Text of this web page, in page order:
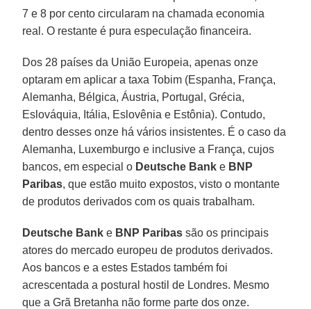
7 e 8 por cento circularam na chamada economia
real. O restante é pura especulação financeira.
Dos 28 países da União Europeia, apenas onze
optaram em aplicar a taxa Tobim (Espanha, França,
Alemanha, Bélgica, Áustria, Portugal, Grécia,
Eslováquia, Itália, Eslovênia e Estônia). Contudo,
dentro desses onze há vários insistentes. É o caso da
Alemanha, Luxemburgo e inclusive a França, cujos
bancos, em especial o Deutsche Bank e BNP
Paribas, que estão muito expostos, visto o montante
de produtos derivados com os quais trabalham.
Deutsche Banke BNP Paribas são os principais
atores do mercado europeu de produtos derivados.
Aos bancos e a estes Estados também foi
acrescentada a postural hostil de Londres. Mesmo
que a Grã Bretanha não forme parte dos onze.